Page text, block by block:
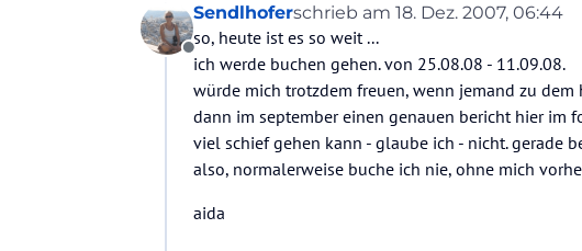
Offline
Sendlhoferschrieb am 18. Dez. 2007, 06:44
zuletzt editiert von
so, heute ist es so weit ...
ich werde buchen gehen. von 25.08.08 - 11.09.08.
würde mich trotzdem freuen, wenn jemand zu
dann im september einen genauen bericht hier im
viel schief gehen kann - glaube ich - nicht. gerade
also, normalerweise buche ich nie, ohne mich
aida